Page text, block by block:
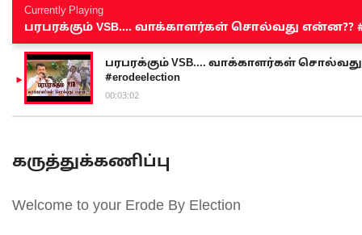
Currently Playing
பரபரக்கும் VSB.... வாக்காளர்கள் சொல்வது என்ன??
பரபரக்கும் VSB.... வாக்காளர்கள் சொல்வது
#erodeelection
00:03:02
கருத்துக்கணிப்பு
Welcome to your Erode By Election